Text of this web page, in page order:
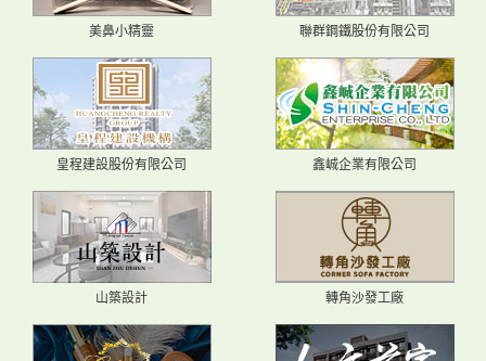
美鼻小精靈 聯群鋼鐵股份有限公司
皇程建設股份有限公司 鑫峸企業有限公司
山築設計 轉角沙發工廠